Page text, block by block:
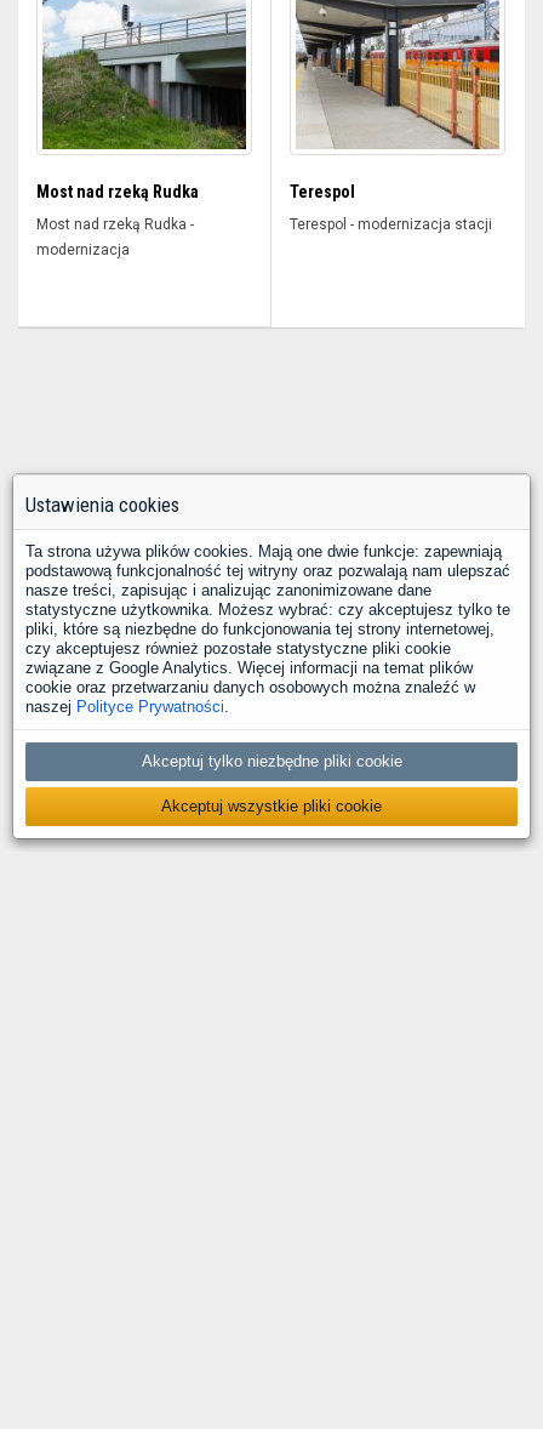
Most nad rzeką Rudka
Most nad rzeką Rudka -
modernizacja
Terespol
Terespol - modernizacja stacji
Ustawienia cookies
Ta strona używa plików cookies. Mają one dwie funkcje: zapewniają
podstawową funkcjonalność tej witryny oraz pozwalają nam ulepszać
nasze treści, zapisując i analizując zanonimizowane dane
statystyczne użytkownika. Możesz wybrać: czy akceptujesz tylko te
pliki, które są niezbędne do funkcjonowania tej strony internetowej,
czy akceptujesz również pozostałe statystyczne pliki cookie
związane z Google Analytics. Więcej informacji na temat plików
cookie oraz przetwarzaniu danych osobowych można znaleźć w
naszej Polityce Prywatności.
Akceptuj tylko niezbędne pliki cookie
Akceptuj wszystkie pliki cookie